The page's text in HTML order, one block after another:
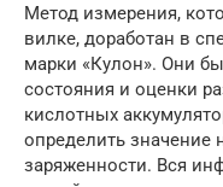
Метод измерения,
вилке, доработан в
марки «Кулон». Они
состояния и оценки
кислотных
определить значение
заряженности. Вся